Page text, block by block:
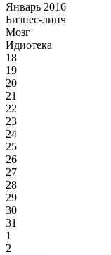
Январь 2016
Бизнес-линч
Мозг
Идиотека
18
19
20
21
22
23
24
25
26
27
28
29
30
31
1
2